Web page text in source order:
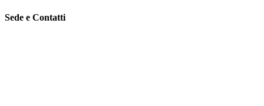
Sede e Contatti